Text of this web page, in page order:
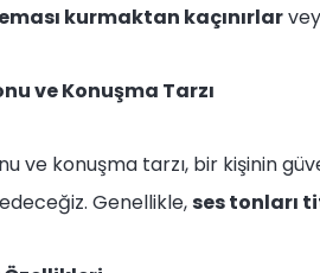
kurmaktan kaçınırlar
ve Konuşma Tarzı
ve konuşma tarzı, bir kişinin
Genellikle,ses tonları